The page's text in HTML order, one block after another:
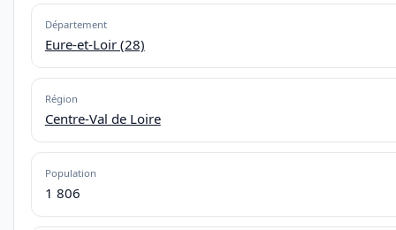
Département
Eure-et-Loir (28)
Région
Centre-Val de Loire
Population
1 806